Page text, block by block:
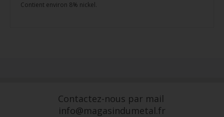
Contient environ 8% nickel.
Contactez-nous par mail
info@magasindumetal.fr